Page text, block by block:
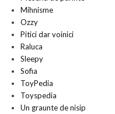
Mihnisme
Ozzy
Pitici dar voinici
Raluca
Sleepy
Sofia
ToyPedia
Toyspedia
Un graunte de nisip